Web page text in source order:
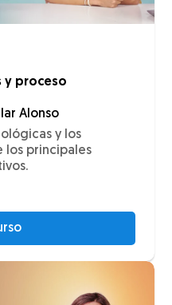
y proceso
Alonso
y los
los principales